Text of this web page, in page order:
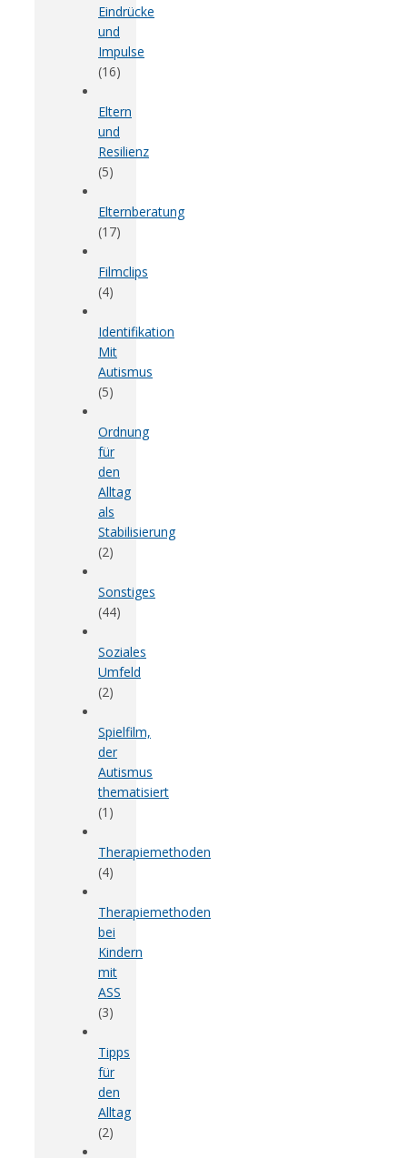
Eindrücke
und
Impulse
(16)
Eltern
und
Resilienz
(5)
Elternberatung
(17)
Filmclips
(4)
Identifikation
Mit
Autismus
(5)
Ordnung
für
den
Alltag
als
Stabilisierung
(2)
Sonstiges
(44)
Soziales
Umfeld
(2)
Spielfilm,
der
Autismus
thematisiert
(1)
Therapiemethoden
(4)
Therapiemethoden
bei
Kindern
mit
ASS
(3)
Tipps
für
den
Alltag
(2)